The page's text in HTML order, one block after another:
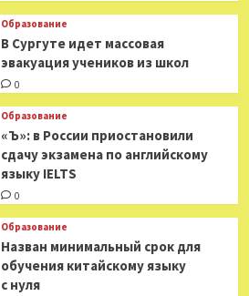
Образование
В Сургуте идет массовая
эвакуация учеников из школ
0
Образование
«Ъ»: в России приостановили
сдачу экзамена по английскому
языку IELTS
0
Образование
Назван минимальный срок для
обучения китайскому языку
с нуля